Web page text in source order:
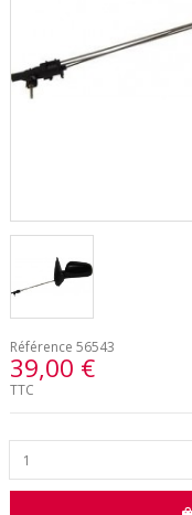
Référence 56543
39,00 €
TTC